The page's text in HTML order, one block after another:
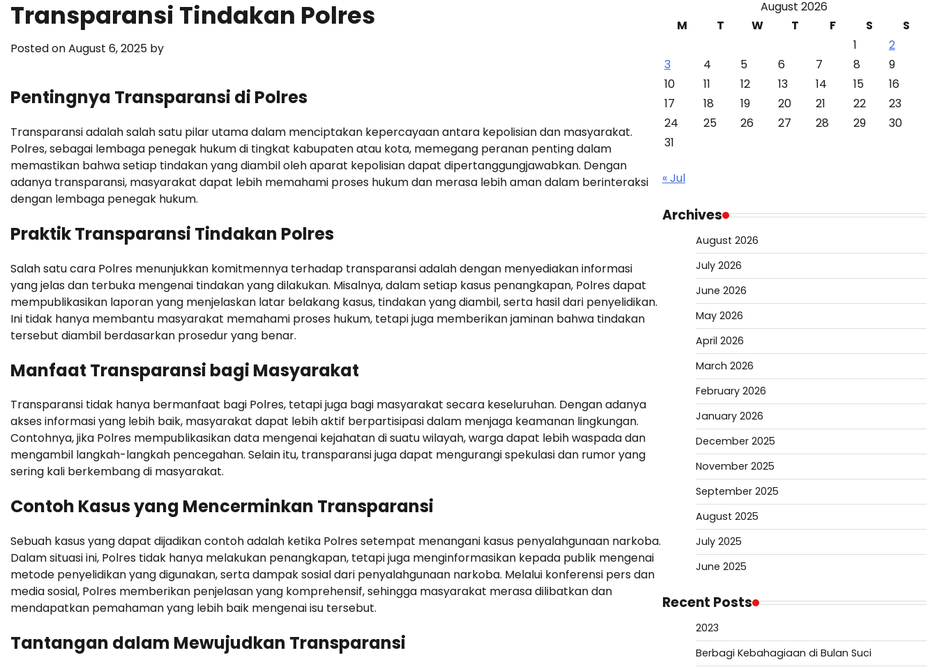
Transparansi Tindakan Polres
Posted onAugust 6, 2025 by
Pentingnya Transparansi di Polres
Transparansi adalah salah satu pilar utama dalam menciptakan kepercayaan antara kepolisian dan masyarakat.
Polres, sebagai lembaga penegak hukum di tingkat kabupaten atau kota, memegang peranan penting dalam
memastikan bahwa setiap tindakan yang diambil oleh aparat kepolisian dapat dipertanggungjawabkan. Dengan
adanya transparansi, masyarakat dapat lebih memahami proses hukum dan merasa lebih aman dalam berinteraksi
dengan lembaga penegak hukum.
Praktik Transparansi Tindakan Polres
Salah satu cara Polres menunjukkan komitmennya terhadap transparansi adalah dengan menyediakan informasi
yang jelas dan terbuka mengenai tindakan yang dilakukan. Misalnya, dalam setiap kasus penangkapan, Polres dapat
mempublikasikan laporan yang menjelaskan latar belakang kasus, tindakan yang diambil, serta hasil dari penyelidikan.
Ini tidak hanya membantu masyarakat memahami proses hukum, tetapi juga memberikan jaminan bahwa tindakan
tersebut diambil berdasarkan prosedur yang benar.
Manfaat Transparansi bagi Masyarakat
Transparansi tidak hanya bermanfaat bagi Polres, tetapi juga bagi masyarakat secara keseluruhan. Dengan adanya
akses informasi yang lebih baik, masyarakat dapat lebih aktif berpartisipasi dalam menjaga keamanan lingkungan.
Contohnya, jika Polres mempublikasikan data mengenai kejahatan di suatu wilayah, warga dapat lebih waspada dan
mengambil langkah-langkah pencegahan. Selain itu, transparansi juga dapat mengurangi spekulasi dan rumor yang
sering kali berkembang di masyarakat.
Contoh Kasus yang Mencerminkan Transparansi
Sebuah kasus yang dapat dijadikan contoh adalah ketika Polres setempat menangani kasus penyalahgunaan narkoba.
Dalam situasi ini, Polres tidak hanya melakukan penangkapan, tetapi juga menginformasikan kepada publik mengenai
metode penyelidikan yang digunakan, serta dampak sosial dari penyalahgunaan narkoba. Melalui konferensi pers dan
media sosial, Polres memberikan penjelasan yang komprehensif, sehingga masyarakat merasa dilibatkan dan
mendapatkan pemahaman yang lebih baik mengenai isu tersebut.
Tantangan dalam Mewujudkan Transparansi
August 2026
M
T W T F S
S
1
2
3
4 5 6 7 8
9
10
11 12 13 14 15
16
17
18 19 20 21 22
23
24
25 26 27 28 29
30
31
« Jul
Archives
August 2026
July 2026
June 2026
May 2026
April 2026
March 2026
February 2026
January 2026
December 2025
November 2025
September 2025
August 2025
July 2025
June 2025
Recent Posts
2023
Berbagi Kebahagiaan di Bulan Suci